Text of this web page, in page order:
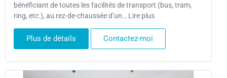
bénéficiant de toutes les facilités de transport (bus, tram,
ring, etc.), au rez-de-chaussée d’un… Lire plus
Plus de détails Contactez-moi